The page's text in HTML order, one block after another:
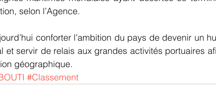
selon l’Agence.
conforter l’ambition du pays de devenir un
et servir de relais aux grandes activités portuaires
géographique.
#Classement